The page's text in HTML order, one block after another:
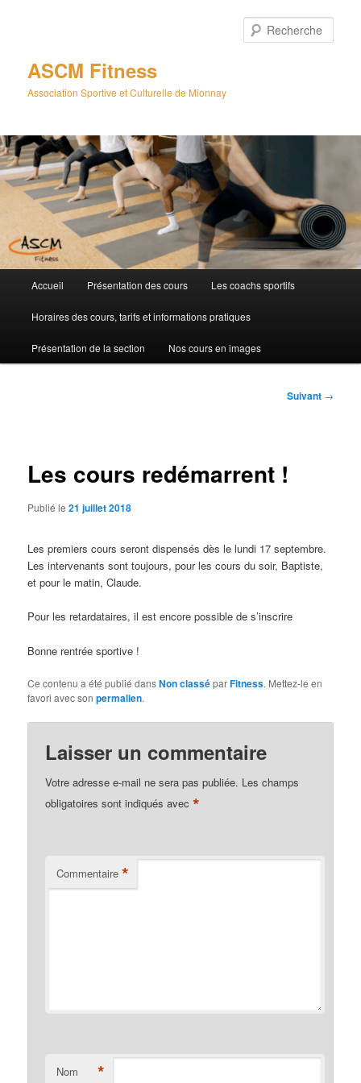
ASCM Fitness
Association Sportive et Culturelle de Mionnay
principal
Accueil Présentation des cours Les coachs sportifs
Horaires des cours, tarifs et informations pratiques
Présentation de la section Nos cours en images
Suivant →
Les cours redémarrent !
Publié le21 juillet 2018
Les premiers cours seront dispensés dès le lundi 17 septembre.
Les intervenants sont toujours, pour les cours du soir, Baptiste,
et pour le matin, Claude.
Pour les retardataires, il est encore possible de s’inscrire
Bonne rentrée sportive !
Ce contenu a été publié dansNon classéparFitness. Mettez-le en
favori avec sonpermalien.
Laisser un commentaire
Votre adresse e-mail ne sera pas publiée. Les champs
obligatoires sont indiqués avec*
Commentaire *
Nom *